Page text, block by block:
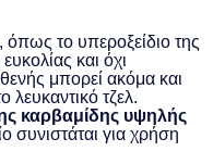
, όπως το υπεροξείδιο της
και όχι
μπορεί ακόμα και
λευκαντικό τζελ.
καρβαμίδης υψηλής
συνιστάται για χρήση